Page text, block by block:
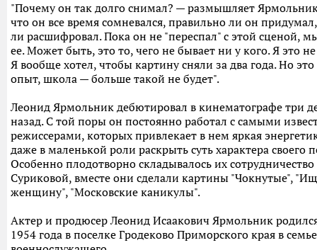
"Почему он так долго снимал? — размышляет
что он все время сомневался, правильно ли он
ли расшифровал. Пока он не "переспал" с этой сценой,
ее. Может быть, это то, чего не бывает ни у кого. Я это
Я вообще хотел, чтобы картину сняли за два года. Но
опыт, школа — больше такой не будет".
Леонид Ярмольник дебютировал в кинематографе три
назад. С той поры он постоянно работал с самыми
режиссерами, которых привлекает в нем яркая
даже в маленькой роли раскрыть суть характера своего
Особенно плодотворно складывалось их
Суриковой, вместе они сделали картины "Чокнутые",
женщину", "Московские каникулы".
Актер и продюсер Леонид Исаакович Ярмольник
1954 года в поселке Гродеково Приморского края в семье